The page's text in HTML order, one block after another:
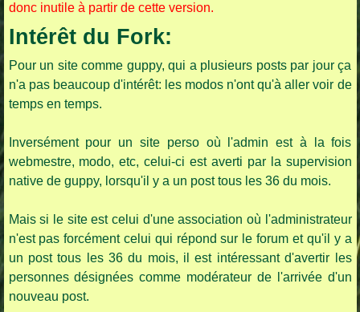
donc inutile à partir de cette version.
Intérêt du Fork:
Pour un site comme guppy, qui a plusieurs posts par jour ça
n'a pas beaucoup d'intérêt: les modos n'ont qu'à aller voir de
temps en temps.
Inversément pour un site perso où l'admin est à la fois
webmestre, modo, etc, celui-ci est averti par la supervision
native de guppy, lorsqu'il y a un post tous les 36 du mois.
Mais si le site est celui d'une association où l'administrateur
n'est pas forcément celui qui répond sur le forum et qu'il y a
un post tous les 36 du mois, il est intéressant d'avertir les
personnes désignées comme modérateur de l'arrivée d'un
nouveau post.